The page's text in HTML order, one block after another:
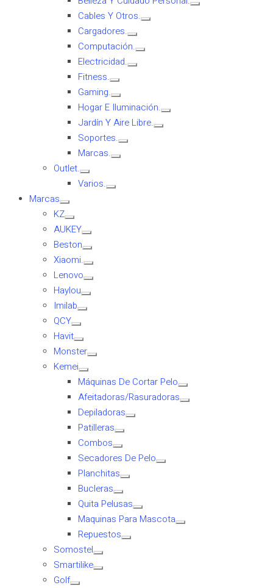
Cables Y Otros.
Cargadores.
Computación.
Electricidad.
Fitness.
Gaming.
Hogar E Iluminación.
Jardín Y Aire Libre.
Soportes.
Marcas.
Outlet.
Varios.
Marcas
KZ
AUKEY
Beston
Xiaomi.
Lenovo
Haylou
Imilab
QCY
Havit
Monster
Kemei
Máquinas De Cortar Pelo
Afeitadoras/Rasuradoras
Depiladoras
Patilleras
Combos
Secadores De Pelo
Planchitas
Bucleras
Quita Pelusas
Maquinas Para Mascota
Repuestos
Somostel
Smartilike
Golf